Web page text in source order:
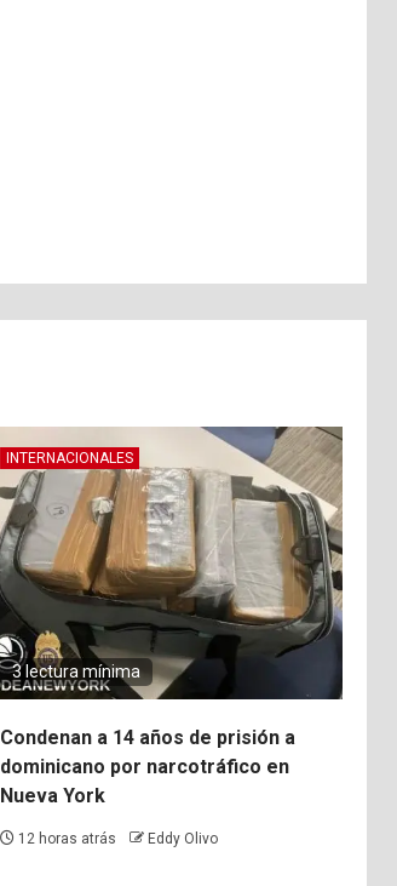
INTERNACIONALES
3 lectura mínima
Condenan a 14 años de prisión a
dominicano por narcotráfico en
Nueva York
12 horas atrás Eddy Olivo